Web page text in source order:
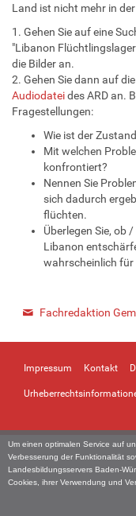
Um einen optimalen Service auf
Verbesserung der Funktionalität
Landesbildungsservers Baden-
Cookies, ihrer Verwendung und
Land ist nicht mehr in
1. Gehen Sie auf eine
"Libanon
die Bilder an.
2. Gehen Sie dann auf
Audiodateides ARD an.
Fragestellungen:
Wie ist der
Mit welchen
konfrontiert?
Nennen Sie
sich dadurch
flüchten.
Überlegen Sie, ob
Libanon
wahrscheinlich für
Fachredaktion
Impressum Kontakt